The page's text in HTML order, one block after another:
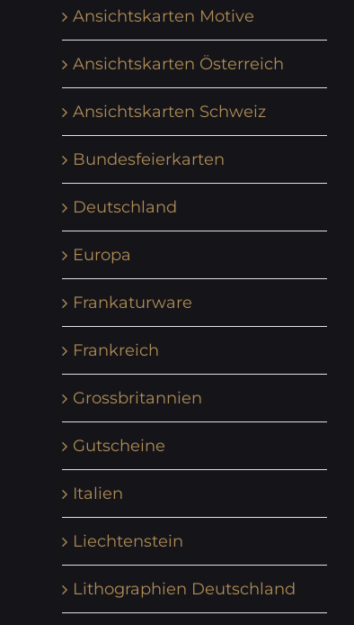
Ansichtskarten Motive
Ansichtskarten Österreich
Ansichtskarten Schweiz
Bundesfeierkarten
Deutschland
Europa
Frankaturware
Frankreich
Grossbritannien
Gutscheine
Italien
Liechtenstein
Lithographien Deutschland